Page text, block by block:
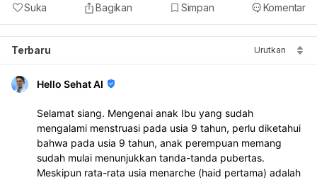
Suka Bagikan Simpan Komentar
Terbaru Urutkan
Hello Sehat AI
Selamat siang. Mengenai anak Ibu yang sudah
mengalami menstruasi pada usia 9 tahun, perlu diketahui
bahwa pada usia 9 tahun, anak perempuan memang
sudah mulai menunjukkan tanda-tanda pubertas.
Meskipun rata-rata usia menarche (haid pertama) adalah